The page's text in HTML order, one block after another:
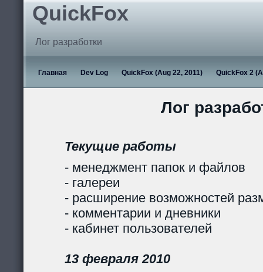
QuickFox
Лог разработки
Главная Dev Log QuickFox (Aug 22, 2011) QuickFox 2
Лог
Текущие работы
- менеджмент папок и файлов
- галереи
- расширение возможностей
- комментарии и дневники
- кабинет пользователей
13 февраля 2010